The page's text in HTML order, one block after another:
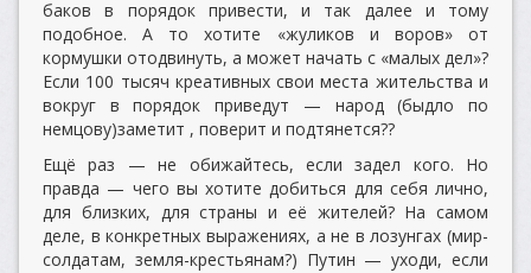
баков в порядок привести, и так далее и тому
подобное. А то хотите «жуликов и воров» от
кормушки отодвинуть, а может начать с «малых дел»?
Если 100 тысяч креативных свои места жительства и
вокруг в порядок приведут — народ (быдло по
немцову)заметит , поверит и подтянется??
Ещё раз — не обижайтесь, если задел кого. Но
правда — чего вы хотите добиться для себя лично,
для близких, для страны и её жителей? На самом
деле, в конкретных выражениях, а не в лозунгах (мир-
солдатам, земля-крестьянам?) Путин — уходи, если